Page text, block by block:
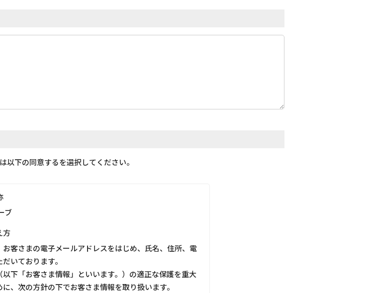
以下の同意するを選択してください。
ブ
方
客さまの電子メールアドレスをはじめ、氏名、住所、電
いております。
下「お客さま情報」といいます。）の適正な保護を重大
、次の方針の下でお客さま情報を取り扱います。